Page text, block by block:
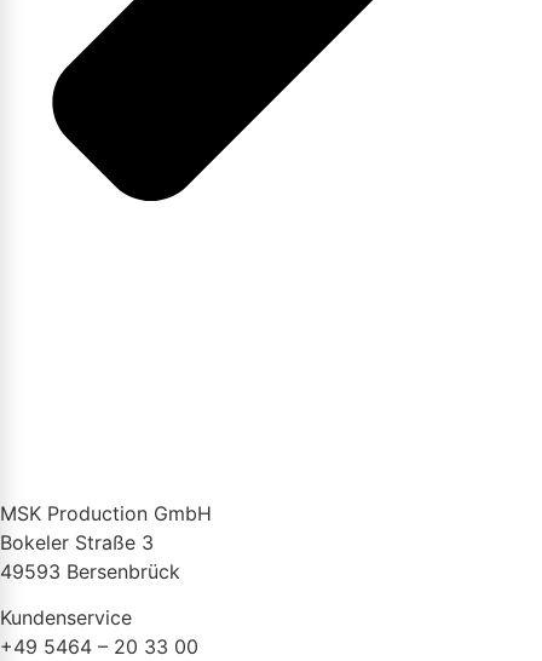
MSK Production GmbH
Bokeler Straße 3
49593 Bersenbrück
Kundenservice
+49 5464 – 20 33 00